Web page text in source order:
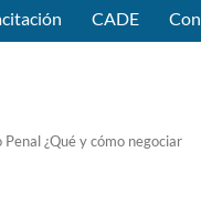
CADE
¿Qué y cómo negociar